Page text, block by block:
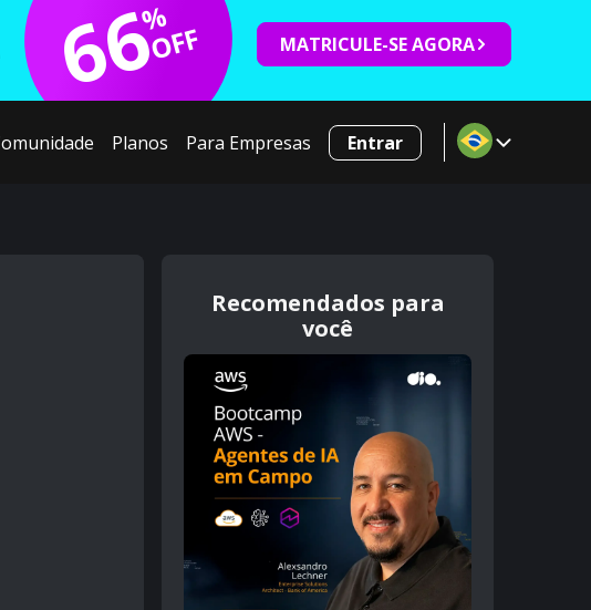
66
%
OFF MATRICULE-SE AGORA
Planos Para Empresas Entrar
Recomendados para
você